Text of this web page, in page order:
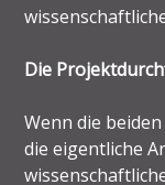
Die
Wenn die
die eigentliche